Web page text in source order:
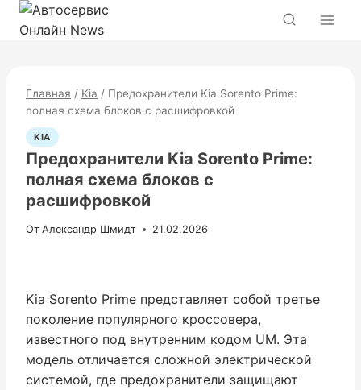
Перейти
Главная / Kia / Предохранители Kia Sorento Prime:
полная схема блоков с расшифровкой
KIA
Предохранители Kia Sorento Prime:
полная схема блоков с
расшифровкой
От Александр Шмидт 21.02.2026
Kia Sorento Prime представляет собой третье
поколение популярного кроссовера,
известного под внутренним кодом UM. Эта
модель отличается сложной электрической
системой, где предохранители защищают